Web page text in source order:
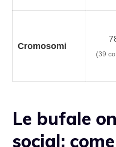
Cromosomi
(39
Le bufale
social: come